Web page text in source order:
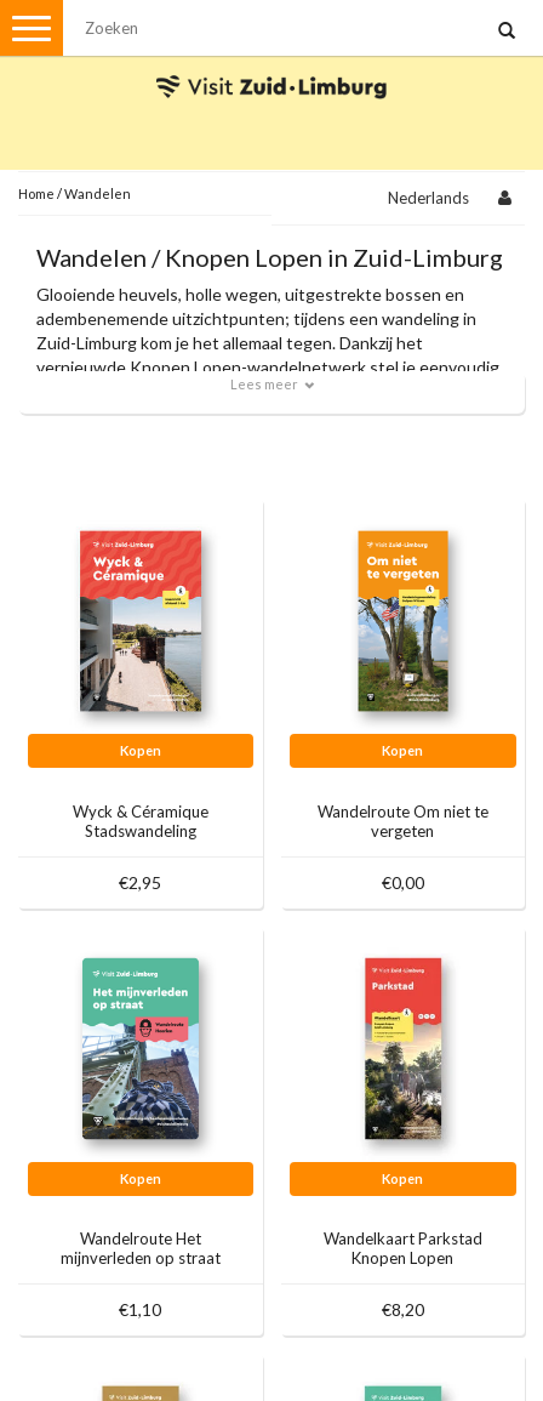
Menu
Met de auto
Visvergunningen
Brochures en kaarten
Plattegronden
Uit de streek
Ansichtkaarten
Home /Wandelen Nederlands
Wandelen / Knopen Lopen in Zuid-Limburg
Glooiende heuvels, holle wegen, uitgestrekte bossen en
adembenemende uitzichtpunten; tijdens een wandeling in
Zuid-Limburg kom je het allemaal tegen. Dankzij het
vernieuwde Knopen Lopen-wandelnetwerk stel je eenvoudig
je eigen route samen en volg je moeiteloos de knooppunten.
Met onze officiële wandelkaarten en zorgvuldig
Lees meer
Kopen
Wyck & Céramique
Stadswandeling
€2,95
Kopen
Wandelroute Om niet te
vergeten
€0,00
Kopen
Wandelroute Het
mijnverleden op straat
€1,10
Kopen
Wandelkaart Parkstad
Knopen Lopen
€8,20